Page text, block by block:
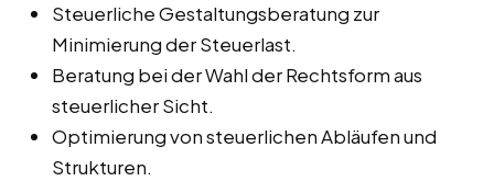
Steuerliche Gestaltungsberatung zur
Minimierung der Steuerlast.
Beratung bei der Wahl der Rechtsform aus
steuerlicher Sicht.
Optimierung von steuerlichen Abläufen und
Strukturen.